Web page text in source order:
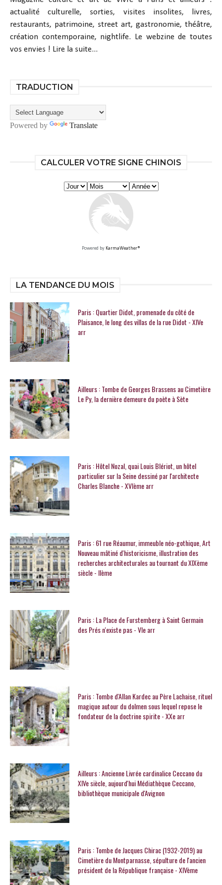
actualité culturelle, sorties, visites insolites, livres,
restaurants, patrimoine, street art, gastronomie, théâtre,
création contemporaine, nightlife. Le webzine de toutes
vos envies ! Lire la suite...
TRADUCTION
Powered by Translate
CALCULER VOTRE SIGNE CHINOIS
Powered by KarmaWeather®
LA TENDANCE DU MOIS
Paris : Quartier Didot, promenade du côté de
Plaisance, le long des villas de la rue Didot - XIVe
arr
Ailleurs : Tombe de Georges Brassens au Cimetière
Le Py, la dernière demeure du poète à Sète
Paris : Hôtel Nozal, quai Louis Blériot, un hôtel
particulier sur la Seine dessiné par l'architecte
Charles Blanche - XVIème arr
Paris : 61 rue Réaumur, immeuble néo-gothique, Art
Nouveau mâtiné d'historicisme, illustration des
recherches architecturales au tournant du XIXème
siècle - IIème
Paris : La Place de Furstemberg à Saint Germain
des Prés n'existe pas - VIe arr
Paris : Tombe d'Allan Kardec au Père Lachaise, rituel
magique autour du dolmen sous lequel repose le
fondateur de la doctrine spirite - XXe arr
Ailleurs : Ancienne Livrée cardinalice Ceccano du
XIVe siècle, aujourd'hui Médiathèque Ceccano,
bibliothèque municipale d'Avignon
Paris : Tombe de Jacques Chirac (1932-2019) au
Cimetière du Montparnasse, sépulture de l'ancien
président de la République française - XIVème